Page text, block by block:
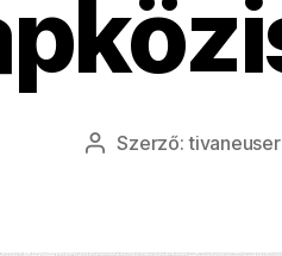
Bejegyzés
Szerző:tivaneuser